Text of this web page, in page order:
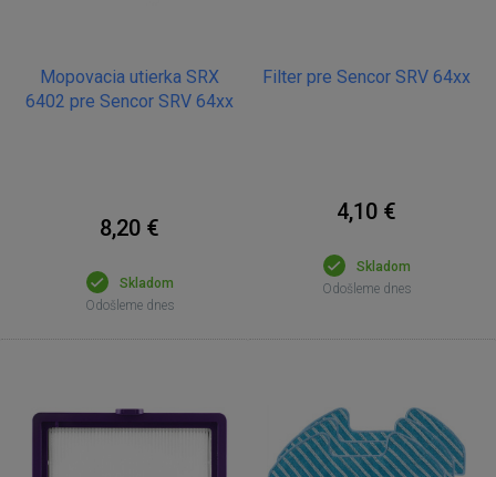
Mopovacia utierka SRX
6402 pre Sencor SRV 64xx
8,20 €
Skladom
Odošleme dnes
Filter pre Sencor SRV 64xx
4,10 €
Skladom
Odošleme dnes